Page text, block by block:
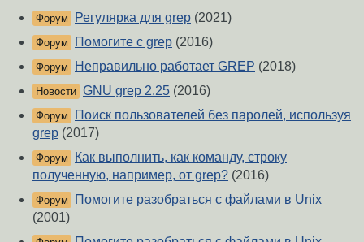
Форум Регулярка для grep (2021)
Форум Помогите с grep (2016)
Форум Неправильно работает GREP (2018)
Новости GNU grep 2.25 (2016)
Форум
Поиск пользователей без паролей, используя
grep (2017)
Форум
Как выполнить, как команду, строку
полученную, например, от grep? (2016)
Форум
Помогите разобраться с файлами в Unix
(2001)